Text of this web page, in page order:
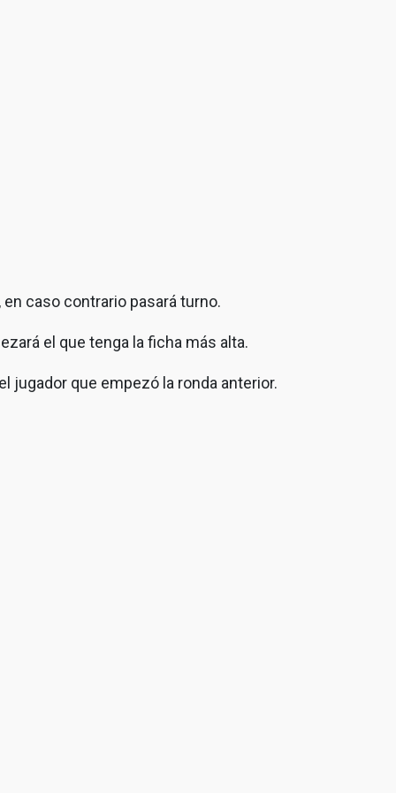
caso contrario pasará turno.
el que tenga la ficha más alta.
jugador que empezó la ronda anterior.